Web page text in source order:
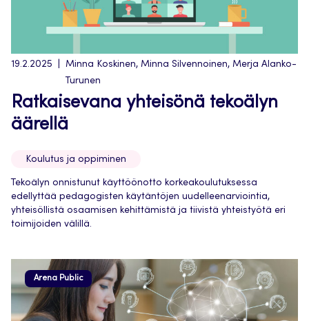
19.2.2025
Minna Koskinen, Minna Silvennoinen, Merja Alanko-
Turunen
Ratkaisevana yhteisönä tekoälyn
äärellä
Koulutus ja oppiminen
Tekoälyn onnistunut käyttöönotto korkeakoulutuksessa
edellyttää pedagogisten käytäntöjen uudelleenarviointia,
yhteisöllistä osaamisen kehittämistä ja tiivistä yhteistyötä eri
toimijoiden välillä.
Arena Public